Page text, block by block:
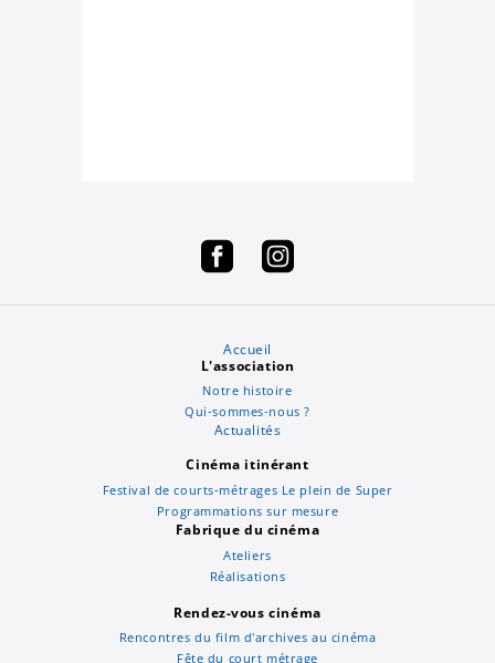
Accueil
L'association
Notre histoire
Qui-sommes-nous ?
Actualités
Cinéma itinérant
Festival de courts-métrages Le plein de Super
Programmations sur mesure
Fabrique du cinéma
Ateliers
Réalisations
Rendez-vous cinéma
Rencontres du film d'archives au cinéma
Fête du court métrage